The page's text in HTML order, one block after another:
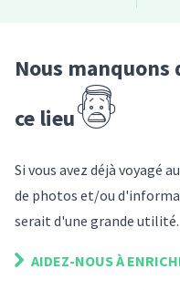
Nous
ce lieu
Si vous avez déjà voyagé
de photos et/ou
serait d'une grande utilité.
AIDEZ-NOUS À